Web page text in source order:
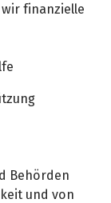
finanzielle
Behörden
und von